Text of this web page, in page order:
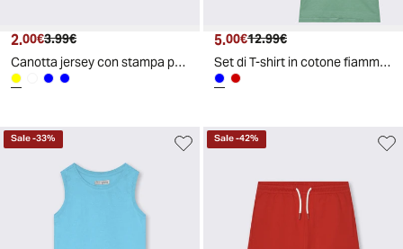
Prezzo attuale
2.00€ Prezzo originale
3.99€
Canotta jersey con stampa per il mare - Giallo
Prezzo attuale
5.00€ Prezzo originale
12.99€
Set di T-shirt in cotone fiammato 3pz - Blu
Sale-33% Sale-42%